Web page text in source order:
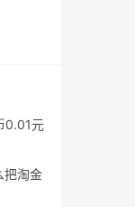
0.01元
把淘金